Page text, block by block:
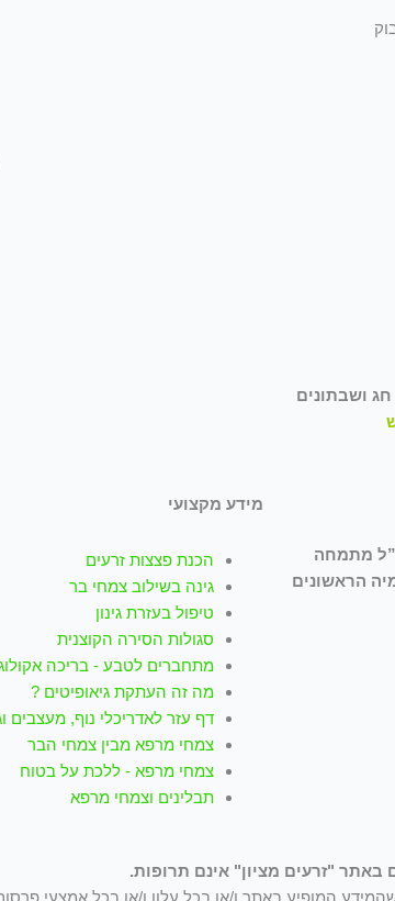
ושבתונים
מתמחה
הראשונים
t
מידע מקצועי
הכנת פצצות זרעים
גינה בשילוב צמחי בר
טיפול בעזרת גינון
סגולות הסירה הקוצנית
מתחברים לטבע - בריכה
מה זה העתקת גיאופיטים ?
דף עזר לאדריכלי נוף, מעצבים
צמחי מרפא מבין צמחי הבר
צמחי מרפא - ללכת על בטוח
תבלינים וצמחי מרפא
באתר "זרעים מציון" אינם תרופות.
המופיע באתר ו/או בכל עלון ו/או בכל אמצעי